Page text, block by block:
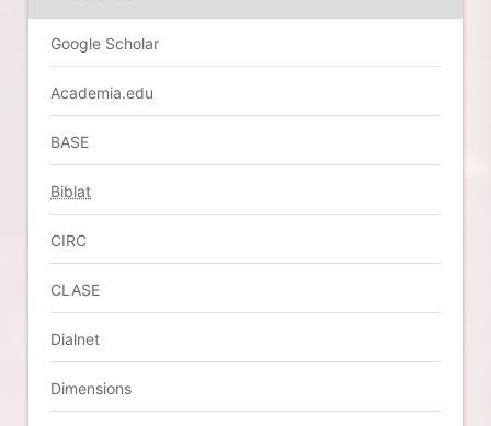
Google Scholar
Academia.edu
BASE
Biblat
CIRC
CLASE
Dialnet
Dimensions